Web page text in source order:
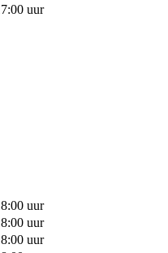
uur
uur
uur
uur